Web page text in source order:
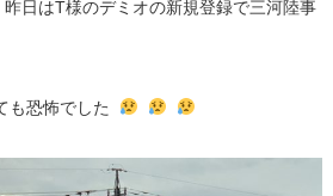
昨日はT様のデミオの新規登録で三河陸事
も恐怖でした